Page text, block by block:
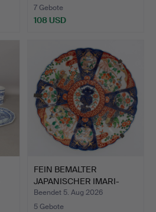
7 Gebote
108 USD
FEIN BEMALTER
JAPANISCHER IMARI-
TELLER AUS…
Beendet 5. Aug 2026
5 Gebote